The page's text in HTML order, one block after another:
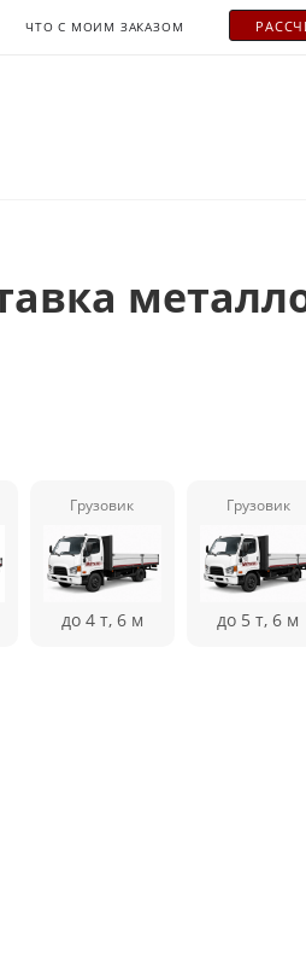
ЧТО С МОИМ ЗАКАЗОМ
Грузовик
до 4 т, 6 м
Грузовик
до 5 т, 6 м